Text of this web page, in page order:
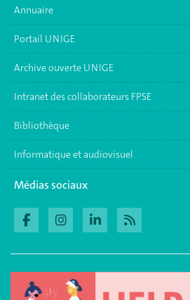
Annuaire
Portail UNIGE
Archive ouverte UNIGE
Intranet des collaborateurs FPSE
Bibliothèque
Informatique et audiovisuel
Médias sociaux